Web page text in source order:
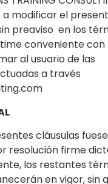
modificar el
preaviso en los
conveniente con
al usuario de las
a través
cláusulas
resolución firme
los restantes
en vigor, sin